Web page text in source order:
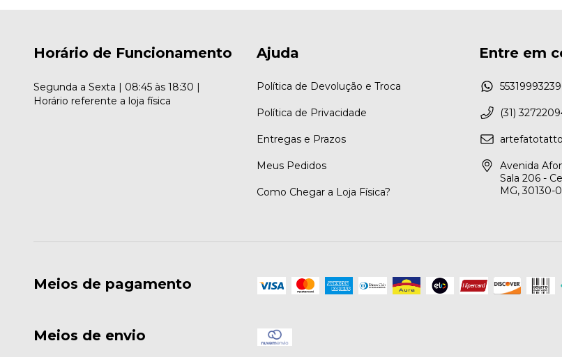
Horário de Funcionamento
Segunda a Sexta | 08:45 às 18:30 |
Horário referente a loja física
Ajuda
Política de Devolução e Troca
Política de Privacidade
Entregas e Prazos
Meus Pedidos
Como Chegar a Loja Física?
Entre em
(31)
Avenida
Sala 206 -
MG, 30130-
Meios de pagamento
Meios de envio